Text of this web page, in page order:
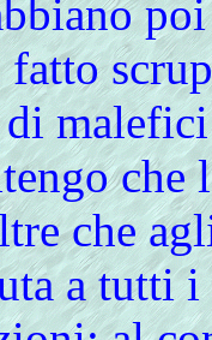
fatto
di
che
che
a tutti